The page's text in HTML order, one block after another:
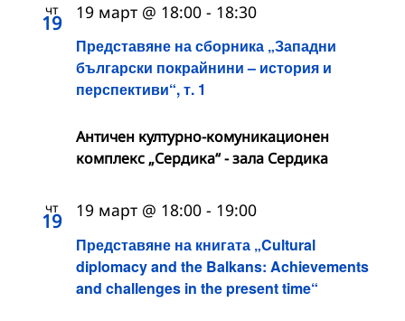
чт
19
Представяне на сборника „Западни
български покрайнини – история и
перспективи“, т. 1
19 март @ 18:00 - 18:30
Античен културно-комуникационен
комплекс „Сердика“ - зала Сердика
чт
19
Представяне на книгата „Cultural
diplomacy and the Balkans: Achievements
and challenges in the present time“
19 март @ 18:00 - 19:00